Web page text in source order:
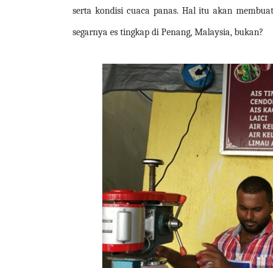
serta kondisi cuaca panas. Hal itu akan
segarnya es tingkap di Penang, Malaysia, bukan?